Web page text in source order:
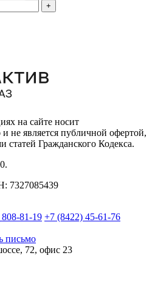
+
на сайте носит
не является публичной офертой,
статей Гражданского Кодекса.
7327085439
81-19 +7 (8422) 45-61-76
письмо
72, офис 23